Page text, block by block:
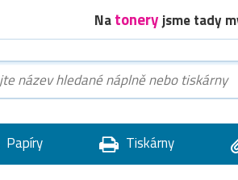
Natoneryjsme tady
Papíry Tiskárny